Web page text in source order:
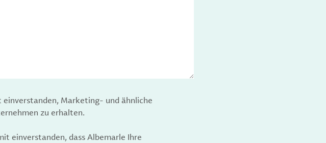
einverstanden, Marketing- und ähnliche
zu erhalten.
einverstanden, dass Albemarle Ihre